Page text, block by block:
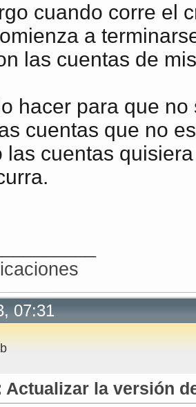
cuando corre el
a
las cuentas de
hacer para que
cuentas que no
las cuentas
07:31
Actualizar la versión